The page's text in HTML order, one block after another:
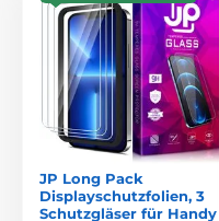
JP Long Pack
Displayschutzfolien, 3
Schutzgläser für Handy